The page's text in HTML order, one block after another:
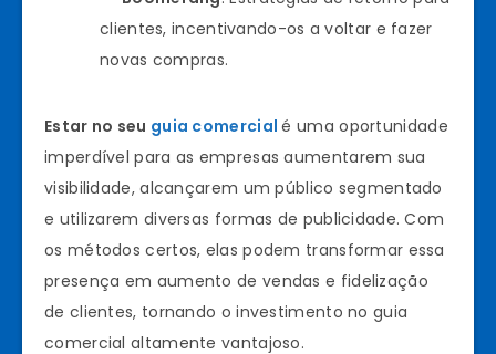
clientes, incentivando-os a voltar e fazer
novas compras.
Estar no seu guia comercial é uma oportunidade
imperdível para as empresas aumentarem sua
visibilidade, alcançarem um público segmentado
e utilizarem diversas formas de publicidade. Com
os métodos certos, elas podem transformar essa
presença em aumento de vendas e fidelização
de clientes, tornando o investimento no guia
comercial altamente vantajoso.